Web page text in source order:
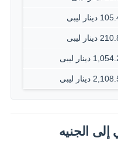
دينار ليبى
دينار ليبى
دينار ليبى
دينار ليبى
إلى الجنيه